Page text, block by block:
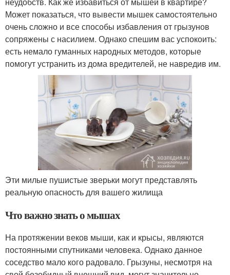
Может показаться, что вывести мышек самостоятельно
очень сложно и все способы избавления от грызунов
сопряжены с насилием. Однако спешим вас успокоить:
есть немало гуманных народных методов, которые
помогут устранить из дома вредителей, не навредив им.
Эти милые пушистые зверьки могут представлять
реальную опасность для вашего жилища
Что важно знать о мышах
На протяжении веков мыши, как и крысы, являются
постоянными спутниками человека. Однако данное
соседство мало кого радовало. Грызуны, несмотря на